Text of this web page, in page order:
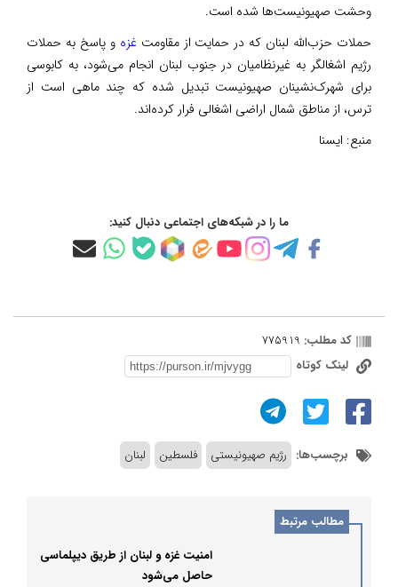
وحشت صهیونیست‌ها شده است.
حملات حزب‌الله لبنان که در حمایت از مقاومت غزه و پاسخ به حملات
رژیم اشغالگر به غیرنظامیان در جنوب لبنان انجام می‌شود، به کابوسی
برای شهرک‌نشینان صهیونیست تبدیل شده که چند ماهی است از
ترس، از مناطق شمال اراضی اشغالی فرار کرده‌اند.
منبع: ایسنا
ما را در شبکه‌های اجتماعی دنبال کنید:
کد مطلب: 775919
لینک کوتاه
برچسب‌ها: رژیم صهیونیستی فلسطین لبنان
مطالب مرتبط
امنیت غزه و لبنان از طریق دیپلماسی
حاصل می‌شود